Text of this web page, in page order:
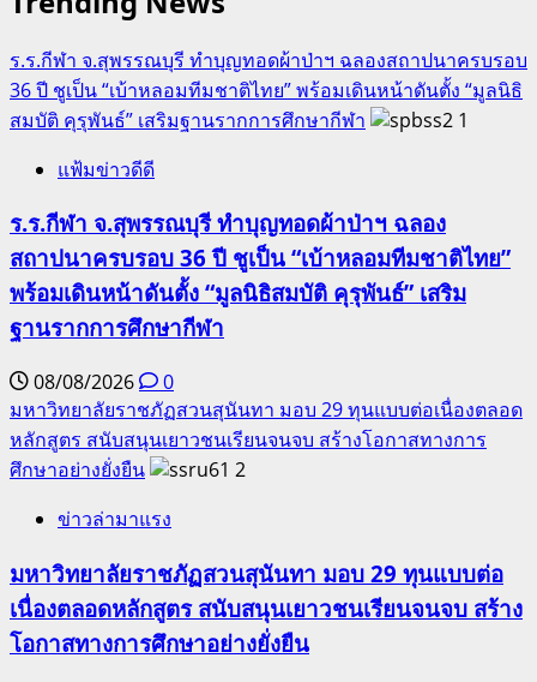
สู่
โลก
อนาคต
ให้
ไทย
ร.ร.กีฬา จ.สุพรรณบุรี ทำบุญทอดผ้าป่าฯ ฉลองสถาปนาครบรอบ
36 ปี ชูเป็น “เบ้าหลอมทีมชาติไทย” พร้อมเดินหน้าดันตั้ง “มูลนิธิ
สมบัติ คุรุพันธ์” เสริมฐานรากการศึกษากีฬา
1
แฟ้มข่าวดีดี
ร.ร.กีฬา จ.สุพรรณบุรี ทำบุญทอดผ้าป่าฯ ฉลอง
สถาปนาครบรอบ 36 ปี ชูเป็น “เบ้าหลอมทีมชาติไทย”
พร้อมเดินหน้าดันตั้ง “มูลนิธิสมบัติ คุรุพันธ์” เสริม
ฐานรากการศึกษากีฬา
08/08/2026
0
มหาวิทยาลัยราชภัฏสวนสุนันทา มอบ 29 ทุนแบบต่อเนื่องตลอด
หลักสูตร สนับสนุนเยาวชนเรียนจนจบ สร้างโอกาสทางการ
ศึกษาอย่างยั่งยืน
2
ข่าวล่ามาแรง
มหาวิทยาลัยราชภัฏสวนสุนันทา มอบ 29 ทุนแบบต่อ
เนื่องตลอดหลักสูตร สนับสนุนเยาวชนเรียนจนจบ สร้าง
โอกาสทางการศึกษาอย่างยั่งยืน